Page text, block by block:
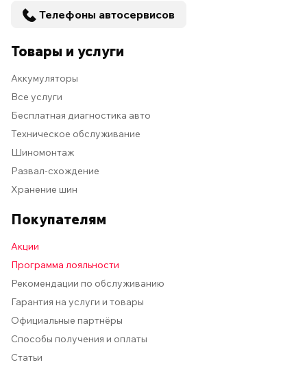
Телефоны автосервисов
Товары и услуги
Аккумуляторы
Все услуги
Бесплатная диагностика авто
Техническое обслуживание
Шиномонтаж
Развал-схождение
Хранение шин
Покупателям
Акции
Программа лояльности
Рекомендации по обслуживанию
Гарантия на услуги и товары
Официальные партнёры
Способы получения и оплаты
Статьи